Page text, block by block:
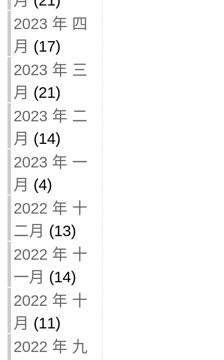
2023 年 四
月 (17)
2023 年 三
月 (21)
2023 年 二
月 (14)
2023 年 一
月 (4)
2022 年 十
二月 (13)
2022 年 十
一月 (14)
2022 年 十
月 (11)
2022 年 九